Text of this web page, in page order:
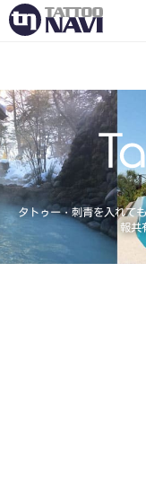
タトゥー・刺青を入れて
報共